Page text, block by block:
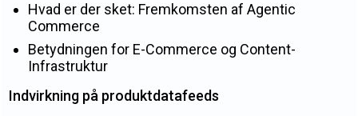
Hvad er der sket: Fremkomsten af Agentic
Commerce
Betydningen for E-Commerce og Content-
Infrastruktur
Indvirkning på produktdatafeeds